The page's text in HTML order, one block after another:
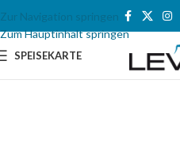
Zur Navigation springen
Zum Hauptinhalt springen
SPEISEKARTE